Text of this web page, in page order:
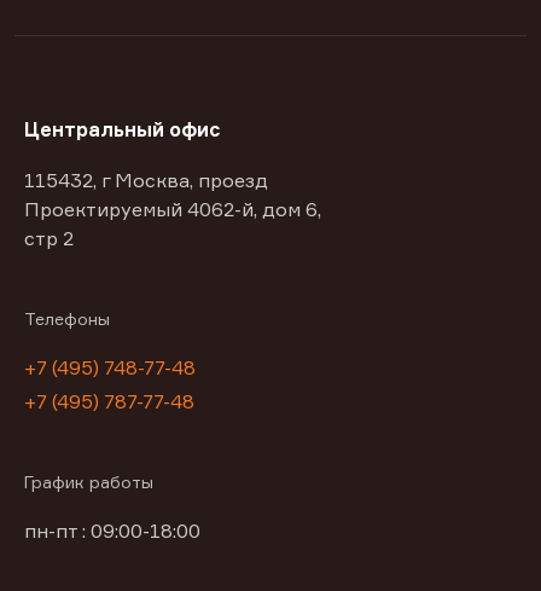
Центральный офис
115432, г Москва, проезд
Проектируемый 4062-й, дом 6,
стр 2
Телефоны
+7 (495) 748-77-48
+7 (495) 787-77-48
График работы
пн-пт : 09:00-18:00